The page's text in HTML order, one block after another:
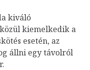
kiváló
kiemelkedik a
esetén, az
állni egy távolról